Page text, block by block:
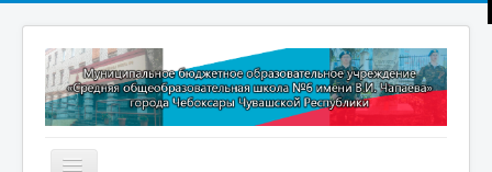
Включить/